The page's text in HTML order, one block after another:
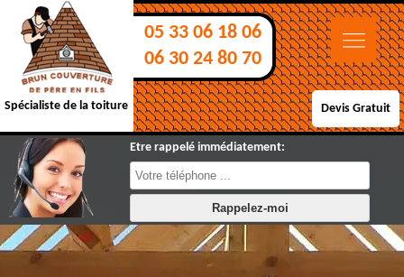
Spécialiste de la toiture
05 33 06 18 06
06 30 24 80 70
Devis Gratuit
Etre rappelé immédiatement: